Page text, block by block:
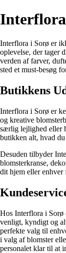
Interflora i Sorø er
oplevelse, der tager
verden af farver,
sted et must-besøg
Butikkens
Interflora i Sorø er
og kreative
særlig lejlighed eller
butikken alt, hvad du
Desuden tilbyder
blomsterkranse,
dit hjem eller enhver
Hos Interflora i Sorø
venligt, kyndigt og
perfekte valg til
i valg af blomster
personalet klar til at